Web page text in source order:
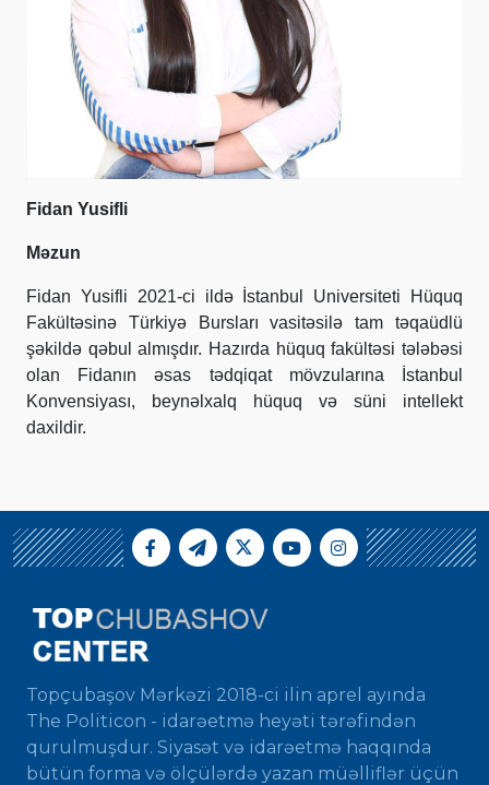
Fidan Yusifli
Məzun
Fidan Yusifli 2021-ci ildə İstanbul Universiteti Hüquq
Fakültəsinə Türkiyə Bursları vasitəsilə tam təqaüdlü
şəkildə qəbul almışdır. Hazırda hüquq fakültəsi tələbəsi
olan Fidanın əsas tədqiqat mövzularına İstanbul
Konvensiyası, beynəlxalq hüquq və süni intellekt
daxildir.
Topçubaşov Mərkəzi 2018-ci ilin aprel ayında
The Politicon - idarəetmə heyəti tərəfindən
qurulmuşdur. Siyasət və idarəetmə haqqında
bütün forma və ölçülərdə yazan müəlliflər üçün